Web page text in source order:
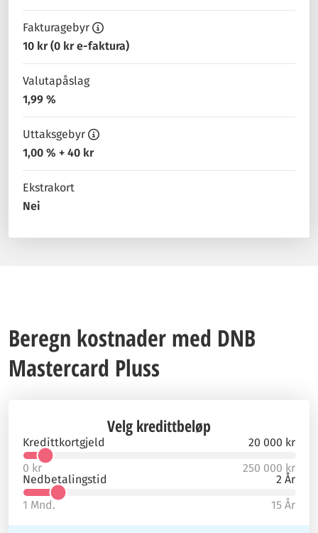
Fakturagebyr
10 kr (0 kr e-faktura)
Valutapåslag
1,99 %
Uttaksgebyr
1,00 % + 40 kr
Ekstrakort
Nei
Beregn kostnader med DNB
Mastercard Pluss
Velg kredittbeløp
Kredittkortgjeld
20 000 kr
0 kr
250 000 kr
Nedbetalingstid
2 År
1 Mnd.
15 År